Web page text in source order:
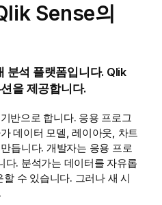
Sense의
분석 플랫폼입니다. Qlik
을 제공합니다.
반으로 합니다. 응용 프로그
데이터 모델, 레이아웃, 차트
듭니다. 개발자는 응용 프로
다. 분석가는 데이터를 자유롭
수 있습니다. 그러나 새 시